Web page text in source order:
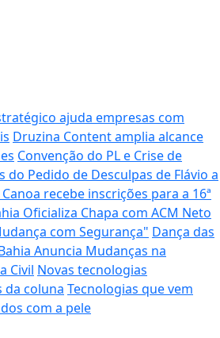
ajuda empresas com
Druzina Content amplia alcance
Convenção do PL e Crise de
do Pedido de Desculpas de Flávio a
recebe inscrições para a 16ª
Oficializa Chapa com ACM Neto
com Segurança" Dança das
Anuncia Mudanças na
Civil Novas tecnologias
coluna Tecnologias que vem
com a pele